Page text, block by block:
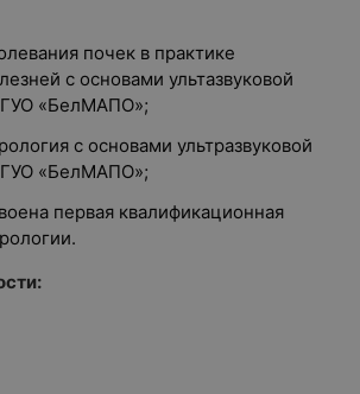
почек в практике
с основами ультазвуковой
ГУО «БелМАПО»;
с основами ультразвуковой
ГУО «БелМАПО»;
первая квалификационная